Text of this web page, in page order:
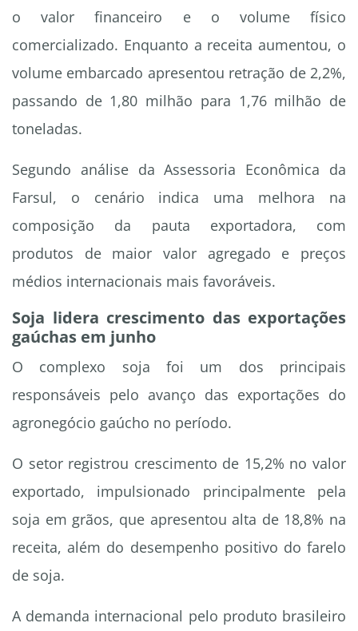
o valor financeiro e o volume físico
comercializado. Enquanto a receita aumentou, o
volume embarcado apresentou retração de 2,2%,
passando de 1,80 milhão para 1,76 milhão de
toneladas.
Segundo análise da Assessoria Econômica da
Farsul, o cenário indica uma melhora na
composição da pauta exportadora, com
produtos de maior valor agregado e preços
médios internacionais mais favoráveis.
Soja lidera crescimento das exportações
gaúchas em junho
O complexo soja foi um dos principais
responsáveis pelo avanço das exportações do
agronegócio gaúcho no período.
O setor registrou crescimento de 15,2% no valor
exportado, impulsionado principalmente pela
soja em grãos, que apresentou alta de 18,8% na
receita, além do desempenho positivo do farelo
de soja.
A demanda internacional pelo produto brasileiro